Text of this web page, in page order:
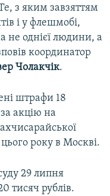
з яким завзяттям
і у флешмобі,
не однієї людини, а
координатор
Чолакчік.
штрафи 18
акцію на
року в Москві.
29 липня
тисяч рублів.